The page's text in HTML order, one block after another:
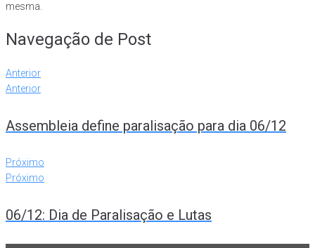
mesma.
Navegação de Post
Anterior
Anterior
Assembleia define paralisação para dia 06/12
Próximo
Próximo
06/12: Dia de Paralisação e Lutas